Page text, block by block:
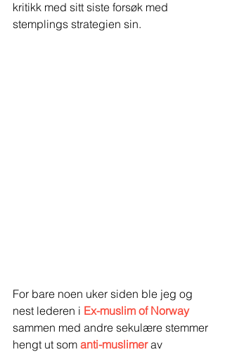
kritikk med sitt siste forsøk med
stemplings strategien sin.
For bare noen uker siden ble jeg og
nest lederen i Ex-muslim of Norway
sammen med andre sekulære stemmer
hengt ut som anti-muslimer av